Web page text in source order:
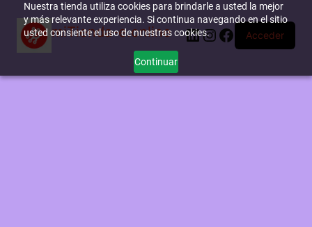
Nuestra tienda utiliza cookies para brindarle a usted la mejor
y más relevante experiencia. Si continua navegando en el sitio
usted consiente el uso de nuestras cookies.
Continuar
miTienda-e.online LinkedIn
Instagram
Facebook
Acceder